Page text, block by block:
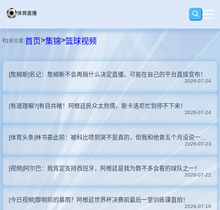
足球
篮球
回放
集锦
快讯
当前位置:首页>集锦>篮球视频
[詹姆斯]名记：詹姆斯不会再搞什么决定直播，可能在自己的平台直接宣布！
2026-07-24
[有道理嘛?]有目共睹！阿根廷民众太热情，斯卡洛尼忙到停不下来！
2026-07-24
[体育头条]林书豪此前：被科比喷到哭不是真的，但我和他曾五个月没说一句话
2026-07-23
[视频]阿尔巴：我肯定支持西班牙，阿根廷是我为数不多会看的球队之一！
2026-07-22
[今日视频]黎明前的暴雨？阿根廷世界杯决赛前最后一堂训练课直拍！
2026-07-19